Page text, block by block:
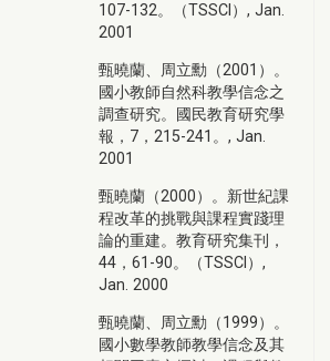
107-132。（TSSCI）, Jan.
2001
甄曉蘭、周立勳（2001）。
國小教師自然科教學信念之
調查研究。國民教育研究學
報，7，215-241。, Jan.
2001
甄曉蘭（2000）。新世紀課
程改革的挑戰與課程實踐理
論的重建。教育研究集刊，
44，61-90。（TSSCI）,
Jan. 2000
甄曉蘭、周立勳（1999）。
國小數學教師教學信念及其